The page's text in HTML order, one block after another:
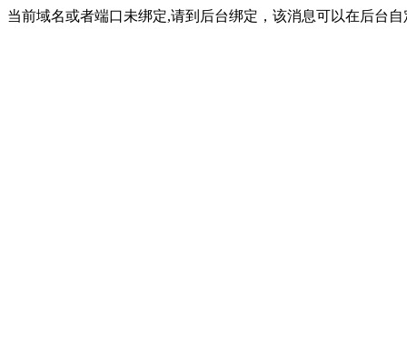
当前域名或者端口未绑定,请到后台绑定，该消息可以在后台自